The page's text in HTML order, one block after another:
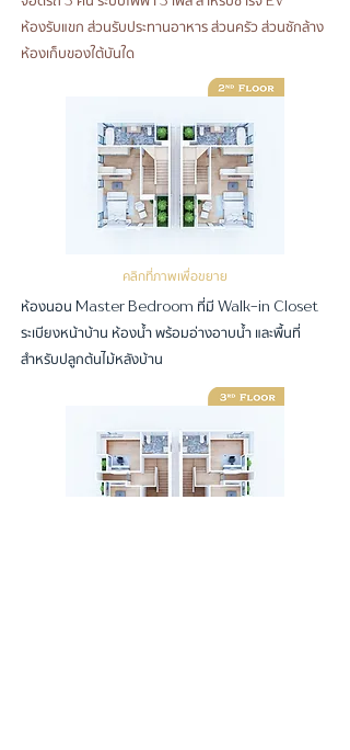
ห้องรับแขก ส่วนรับประทานอาหาร ส่วนครัว ส่วนซักล้าง
ห้องเก็บของใต้บันใด
คลิกที่ภาพเพื่อขยาย
ห้องนอน Master Bedroom ที่มี Walk-in Closet
ระเบียงหน้าบ้าน ห้องน้ำ พร้อมอ่างอาบน้ำ และพื้นที่
สำหรับปลูกต้นไม้หลังบ้าน